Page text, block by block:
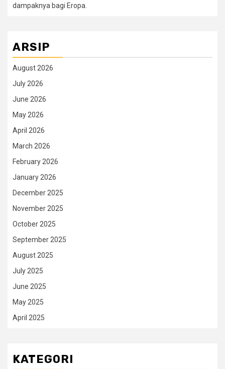
dampaknya bagi Eropa.
ARSIP
August 2026
July 2026
June 2026
May 2026
April 2026
March 2026
February 2026
January 2026
December 2025
November 2025
October 2025
September 2025
August 2025
July 2025
June 2025
May 2025
April 2025
KATEGORI